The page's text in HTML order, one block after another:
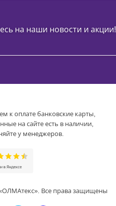
на наши новости и акции!
к оплате банковские карты,
на сайте есть в наличии,
у менеджеров.
Все права защищены